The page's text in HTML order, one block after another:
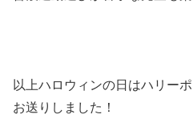
以上ハロウィンの日はハリー
お送りしました！